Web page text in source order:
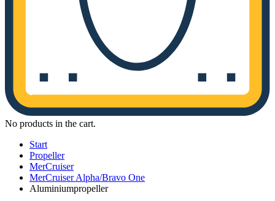
No products in the cart.
Start
Propeller
MerCruiser
MerCruiser Alpha/Bravo One
Aluminiumpropeller